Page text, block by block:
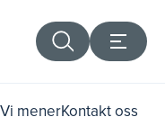
Vi menerKontakt oss